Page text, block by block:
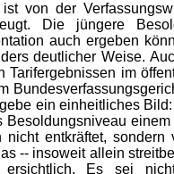
ist von der
Die jüngere
auch ergeben
deutlicher Weise.
Tarifergebnissen im
ein einheitliches
nicht entkräftet,
-- insoweit allein
Es sei